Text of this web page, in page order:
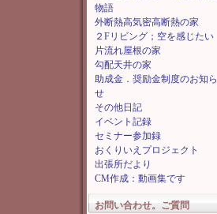
物語
外断熱高気密高断熱の家
２Fリビング；空を感じたい
片流れ屋根の家
勾配天井の家
助成金．奨励金制度のお知ら
せ
その他日記
イベント記録
セミナー参加録
おくりいえプロジェクト
出張所だより
CM作成：動画集です
お問い合わせ。ご質問